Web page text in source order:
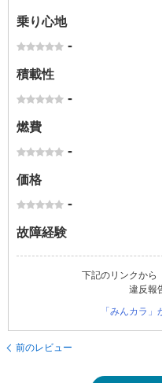
乗り心地
-
積載性
-
燃費
-
価格
-
故障経験
下記のリンクから
違反報
「みんカラ
前のレビュー